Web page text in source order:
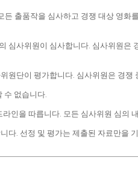
출품작을 심사하고 경쟁 대상 영화
심사위원이 심사합니다. 심사위원은
원단이 평가합니다. 심사위원은 경쟁
수 없습니다.
인을 따릅니다. 모든 심사위원 심의
다. 선정 및 평가는 제출된 자료만을